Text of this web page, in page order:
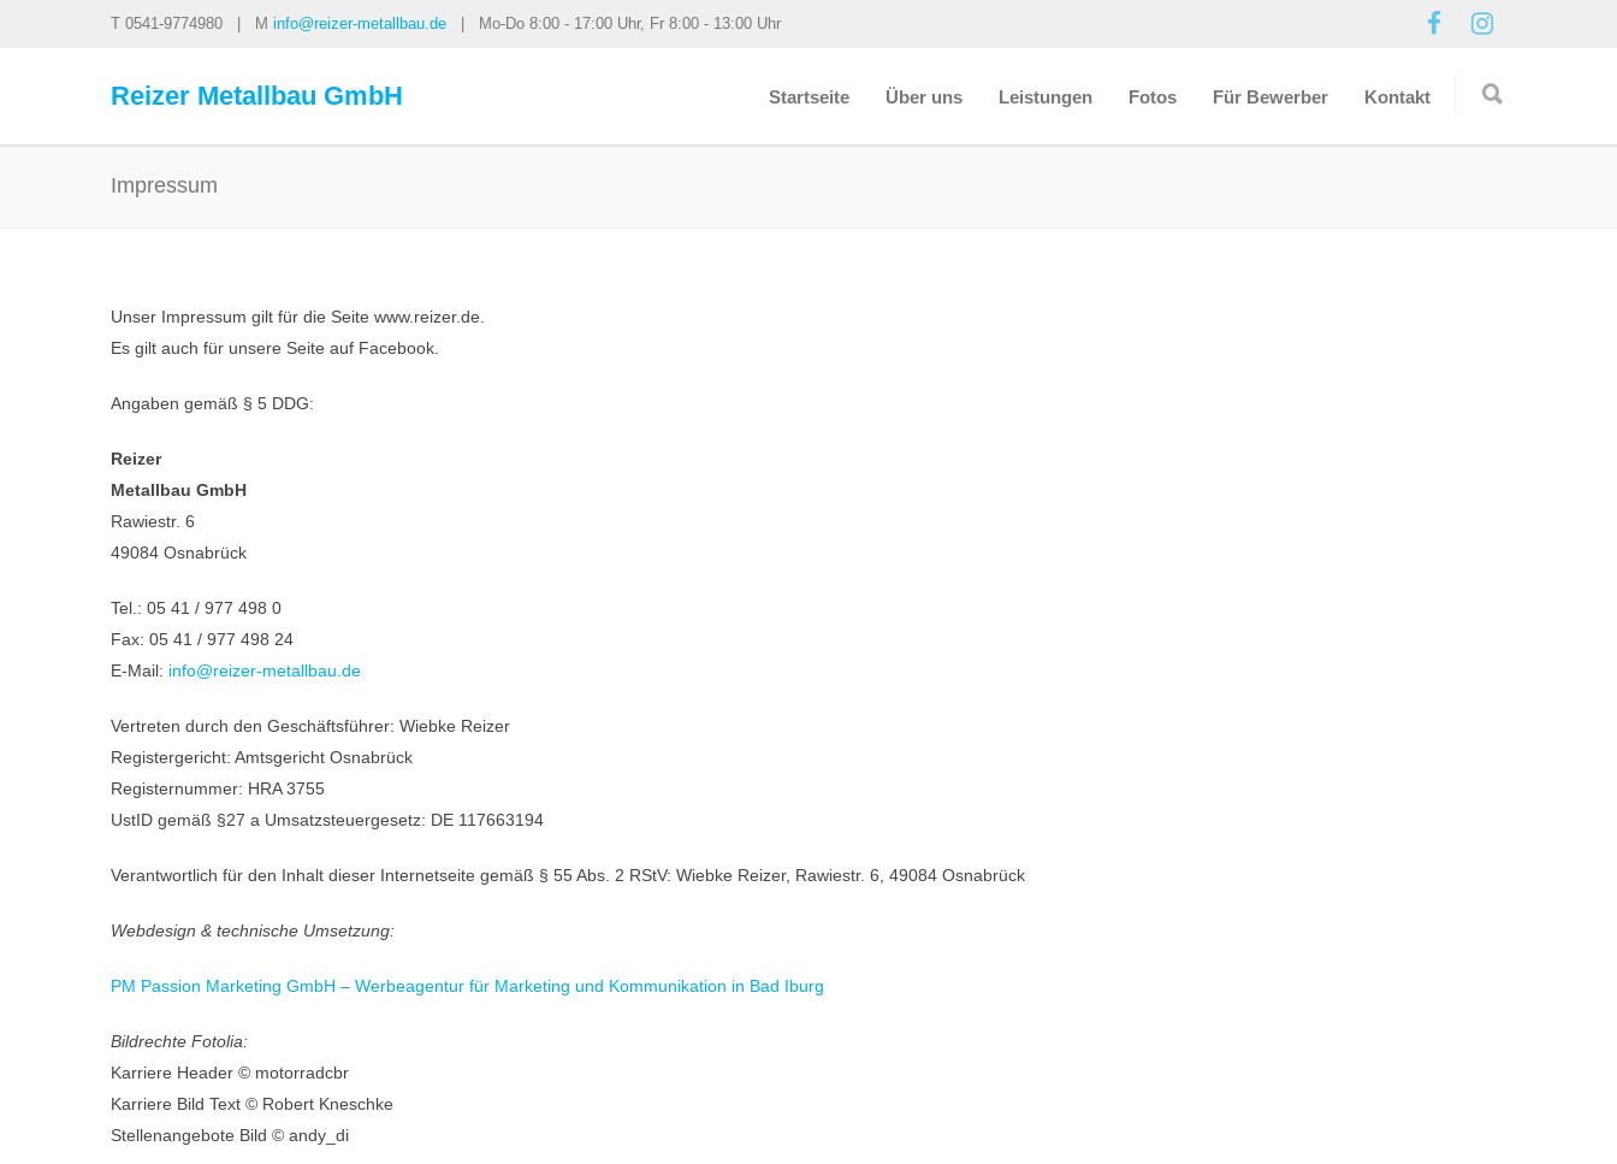
T 0541-9774980 | M info@reizer-metallbau.de | Mo-Do 8:00 - 17:00 Uhr, Fr 8:00 - 13:00 Uhr
Reizer Metallbau GmbH Startseite Über uns Leistungen Fotos Für Bewerber Kontakt
Impressum
Unser Impressum gilt für die Seite www.reizer.de.
Es gilt auch für unsere Seite auf Facebook.
Angaben gemäß § 5 DDG:
Reizer
Metallbau GmbH
Rawiestr. 6
49084 Osnabrück
Tel.: 05 41 / 977 498 0
Fax: 05 41 / 977 498 24
E-Mail: info@reizer-metallbau.de
Vertreten durch den Geschäftsführer: Wiebke Reizer
Registergericht: Amtsgericht Osnabrück
Registernummer: HRA 3755
UstID gemäß §27 a Umsatzsteuergesetz: DE 117663194
Verantwortlich für den Inhalt dieser Internetseite gemäß § 55 Abs. 2 RStV: Wiebke Reizer, Rawiestr. 6, 49084 Osnabrück
Webdesign & technische Umsetzung:
PM Passion Marketing GmbH – Werbeagentur für Marketing und Kommunikation in Bad Iburg
Bildrechte Fotolia:
Karriere Header © motorradcbr
Karriere Bild Text © Robert Kneschke
Stellenangebote Bild © andy_di